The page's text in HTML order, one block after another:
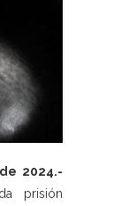
2024.-
prisión